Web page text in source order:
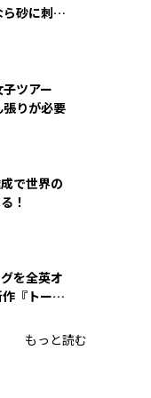
砂に刺さ
ツアー
ん張りが必要
で世界の
！
を全英オ
『トーチ
もっと読む